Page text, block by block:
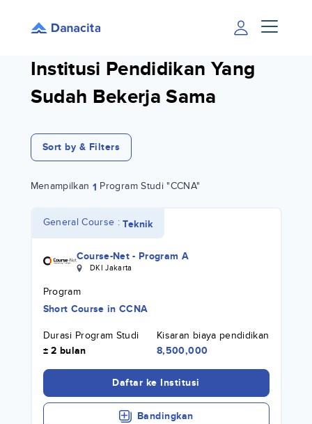
Institusi Pendidikan Yang
Sudah Bekerja Sama
Sort by & Filters
Menampilkan 1 Program Studi "CCNA"
General Course :Teknik
Course-Net - Program A
DKI Jakarta
Program
Short Course in CCNA
Durasi Program Studi
± 2 bulan
Kisaran biaya pendidikan
8,500,000
Daftar ke Institusi
Bandingkan